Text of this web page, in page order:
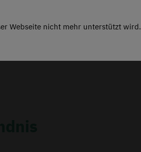
Webseite nicht mehr unterstützt wird.